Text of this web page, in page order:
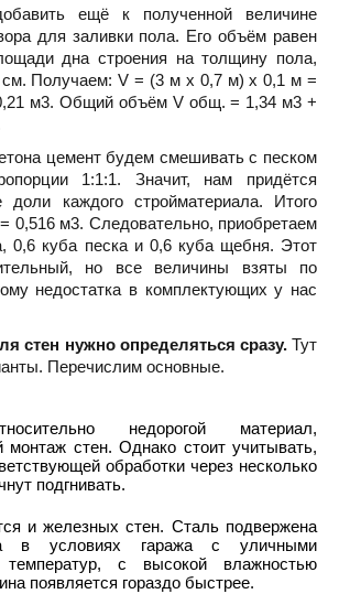
ещё к полученной величине
для заливки пола. Его объём равен
дна строения на толщину пола,
см. Получаем: V = (3 м х 0,7 м) х 0,1 м =
м3. Общий объём V общ. = 1,34 м3 +
цемент будем смешивать с песком
1:1:1. Значит, нам придётся
доли каждого стройматериала. Итого
0,516 м3. Следовательно, приобретаем
0,6 куба песка и 0,6 куба щебня. Этот
но все величины взяты по
недостатка в комплектующих у нас
стен нужно определяться сразу.Тут
Перечислим основные.
недорогой материал,
монтаж стен. Однако стоит учитывать,
обработки через несколько
подгнивать.
и железных стен. Сталь подвержена
в условиях гаража с уличными
температур, с высокой влажностью
появляется гораздо быстрее.